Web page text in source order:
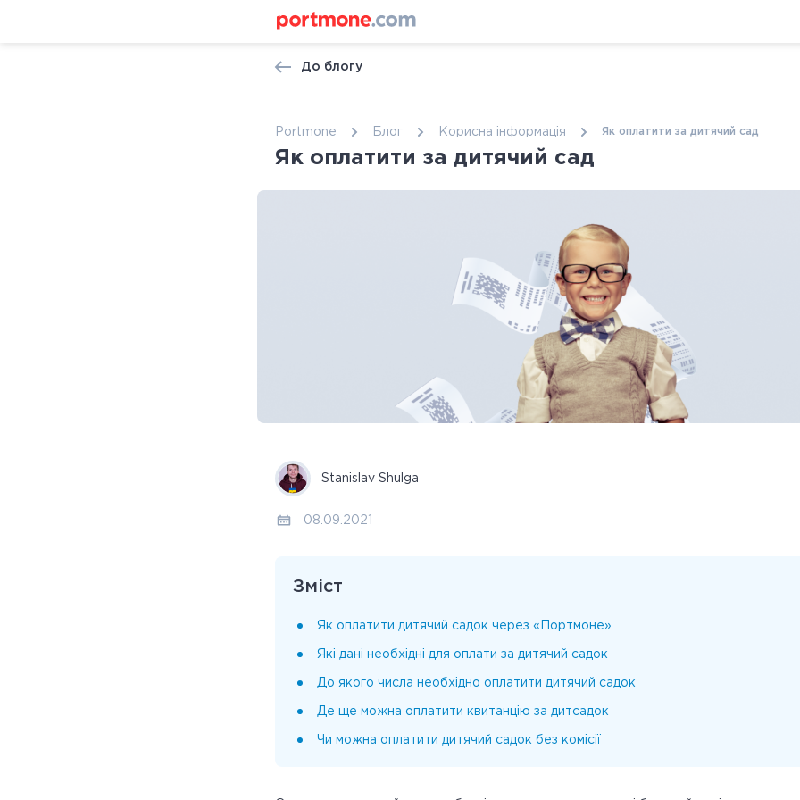
До блогу
Portmone Блог Корисна інформація Як оплатити за дитячий сад
Як оплатити за дитячий сад
Stanislav Shulga
08.09.2021
Зміст
Як оплатити дитячий садок через «Портмоне»
Які дані необхідні для оплати за дитячий садок
До якого числа необхідно оплатити дитячий садок
Де ще можна оплатити квитанцію за дитсадок
Чи можна оплатити дитячий садок без комісії